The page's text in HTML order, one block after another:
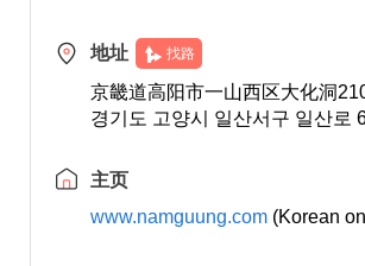
地址 找路
京畿道高阳市一山西区大化洞
경기도 고양시 일산서구 일산로
主页
www.namguung.com(Korean